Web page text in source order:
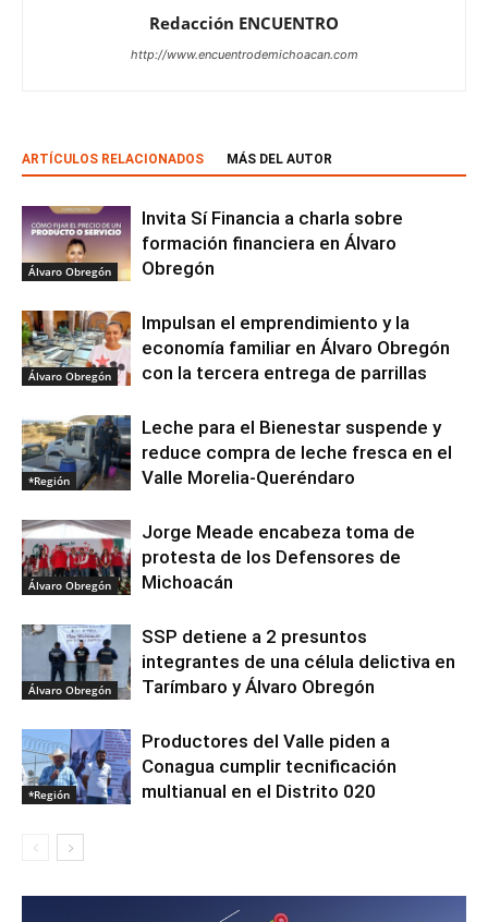
Redacción ENCUENTRO
http://www.encuentrodemichoacan.com
ARTÍCULOS RELACIONADOS MÁS DEL AUTOR
Álvaro Obregón
Invita Sí Financia a charla sobre
formación financiera en Álvaro
Obregón
Álvaro Obregón
Impulsan el emprendimiento y la
economía familiar en Álvaro Obregón
con la tercera entrega de parrillas
*Región
Leche para el Bienestar suspende y
reduce compra de leche fresca en el
Valle Morelia-Queréndaro
Álvaro Obregón
Jorge Meade encabeza toma de
protesta de los Defensores de
Michoacán
Álvaro Obregón
SSP detiene a 2 presuntos
integrantes de una célula delictiva en
Tarímbaro y Álvaro Obregón
*Región
Productores del Valle piden a
Conagua cumplir tecnificación
multianual en el Distrito 020